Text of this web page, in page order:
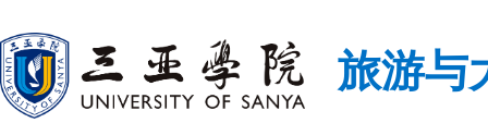
旅游与